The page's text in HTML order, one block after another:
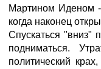
Мартином Иденом
когда наконец
Спускаться "вниз"
подниматься.
политический